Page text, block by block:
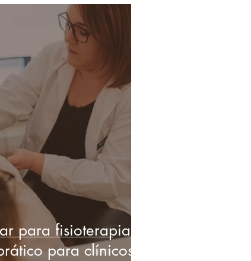
para fisioterapia
para clínicos